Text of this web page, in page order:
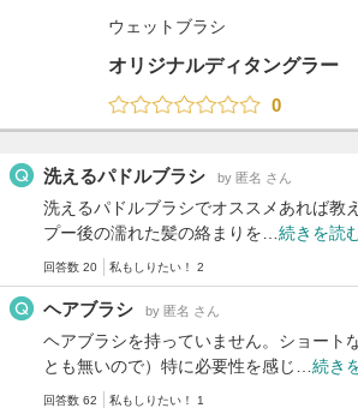
ウェットブラシ
オリジナルディタングラー
0
洗えるパドルブラシ by 匿名 さん
洗えるパドルブラシでオススメあれば教
プー後の濡れた髪の絡まりを… 続きを読
回答数 20 私もしりたい！ 2
ヘアブラシ by 匿名 さん
ヘアブラシを持っていません。ショート
とも無いので）特に必要性を感じ… 続き
回答数 62 私もしりたい！ 1